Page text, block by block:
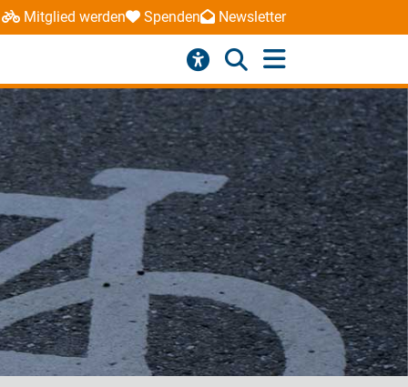
Mitglied werden Spenden Newsletter